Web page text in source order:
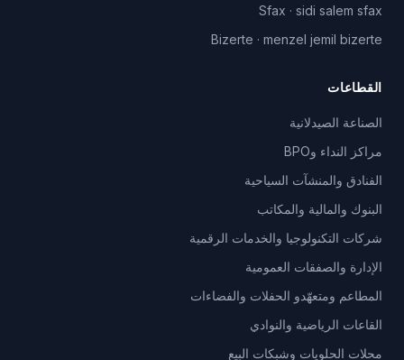
Sfax · sidi salem sfax
Bizerte · menzel jemil bizerte
القطاعات
الصناعة الصيدلانية
مراكز النداء وBPO
الفنادق والمنشآت السياحية
البنوك والمالية والمكاتب
شركات التكنولوجيا والخدمات الرقمية
الإدارة والصفقات العمومية
المطاعم ومتعهّدو الحفلات والفضاءات
القاعات الرياضية والنوادي
محلات الحلويات وشبكات البيع